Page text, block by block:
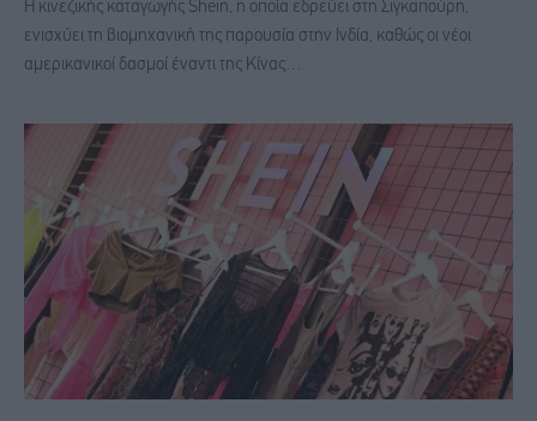
Η κινεζικής καταγωγής Shein, η οποία εδρεύει στη Σιγκαπούρη,
ενισχύει τη βιομηχανική της παρουσία στην Ινδία, καθώς οι νέοι
αμερικανικοί δασμοί έναντι της Κίνας…